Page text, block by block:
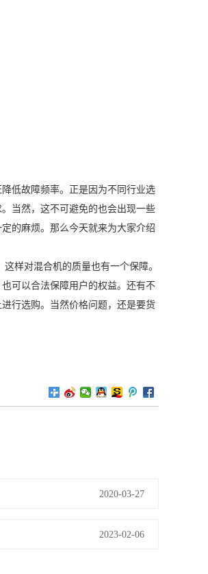
低故障频率。正是因为不同行业选
当然，这不可避免的也会出现一些
的麻烦。那么今天就来为大家介绍
样对混合机的质量也有一个保障。
可以合法保障用户的权益。还有不
行选购。当然价格问题，还是要货
2020-03-27
2023-02-06